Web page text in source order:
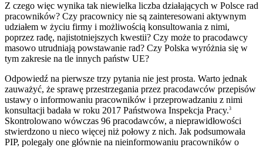
Z czego więc wynika tak niewielka liczba działających w Polsce rad
pracowników? Czy pracownicy nie są zainteresowani aktywnym
udziałem w życiu firmy i możliwością konsultowania z nimi,
poprzez radę, najistotniejszych kwestii? Czy może to pracodawcy
masowo utrudniają powstawanie rad? Czy Polska wyróżnia się w
tym zakresie na tle innych państw UE?
Odpowiedź na pierwsze trzy pytania nie jest prosta. Warto jednak
zauważyć, że sprawę przestrzegania przez pracodawców przepisów
ustawy o informowaniu pracowników i przeprowadzaniu z nimi
konsultacji badała w roku 2017 Państwowa Inspekcja Pracy.3
Skontrolowano wówczas 96 pracodawców, a nieprawidłowości
stwierdzono u nieco więcej niż połowy z nich. Jak podsumowała
PIP, polegały one głównie na nieinformowaniu pracowników o